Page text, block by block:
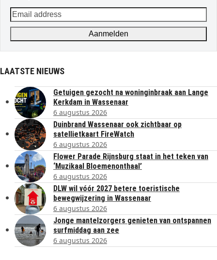
Email
address
Aanmelden
LAATSTE NIEUWS
Getuigen gezocht na woninginbraak aan Lange
Kerkdam in Wassenaar
6 augustus 2026
Duinbrand Wassenaar ook zichtbaar op
satellietkaart FireWatch
6 augustus 2026
Flower Parade Rijnsburg staat in het teken van
‘Muzikaal Bloemenonthaal’
6 augustus 2026
DLW wil vóór 2027 betere toeristische
bewegwijzering in Wassenaar
6 augustus 2026
Jonge mantelzorgers genieten van ontspannen
surfmiddag aan zee
6 augustus 2026